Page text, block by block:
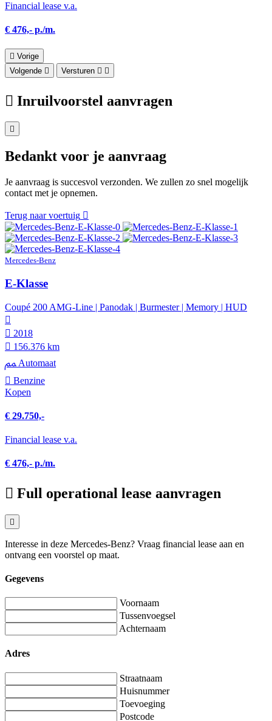
Financial lease v.a.
€ 476,- p./m.
Vorige
Volgende
Versturen
Inruilvoorstel aanvragen
Bedankt voor je aanvraag
Je aanvraag is succesvol verzonden. We zullen zo snel mogelijk
contact met je opnemen.
Terug naar voertuig
Mercedes-Benz
E-Klasse
Coupé 200 AMG-Line | Panodak | Burmester | Memory | HUD
2018
156.376 km
Automaat
Benzine
Kopen
€ 29.750,-
Financial lease v.a.
€ 476,- p./m.
Full operational lease aanvragen
Interesse in deze Mercedes-Benz? Vraag financial lease aan en
ontvang een voorstel op maat.
Gegevens
Voornaam
Tussenvoegsel
Achternaam
Adres
Straatnaam
Huisnummer
Toevoeging
Postcode